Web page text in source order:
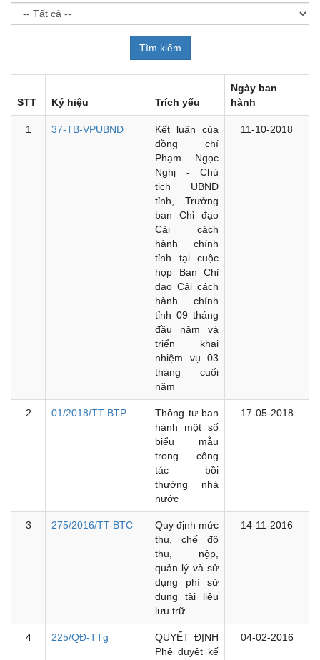
STT Ký hiệu Trích yếu
Ngày ban
hành
1 37-TB-VPUBND
Kết luận của
đồng chí
Phạm Ngọc
Nghị - Chủ
tịch UBND
tỉnh, Trưởng
ban Chỉ đạo
Cải cách
hành chính
tỉnh tại cuộc
họp Ban Chỉ
đạo Cải cách
hành chính
tỉnh 09 tháng
đầu năm và
triển khai
nhiệm vụ 03
tháng cuối
năm
11-10-2018
2 01/2018/TT-BTP
Thông tư ban
hành một số
biểu mẫu
trong công
tác bồi
thường nhà
nước
17-05-2018
3 275/2016/TT-BTC
Quy định mức
thu, chế độ
thu, nộp,
quản lý và sử
dụng phí sử
dụng tài liệu
lưu trữ
14-11-2016
4 225/QĐ-TTg
QUYẾT ĐỊNH
Phê duyệt kế
04-02-2016